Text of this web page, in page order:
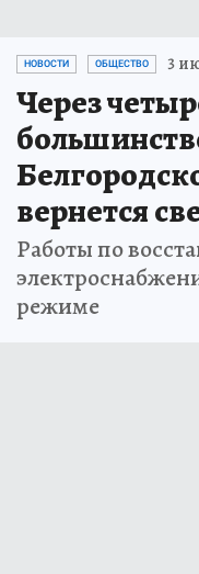
НОВОСТИ ОБЩЕСТВО 3
Через
вернется
Работы по
режиме